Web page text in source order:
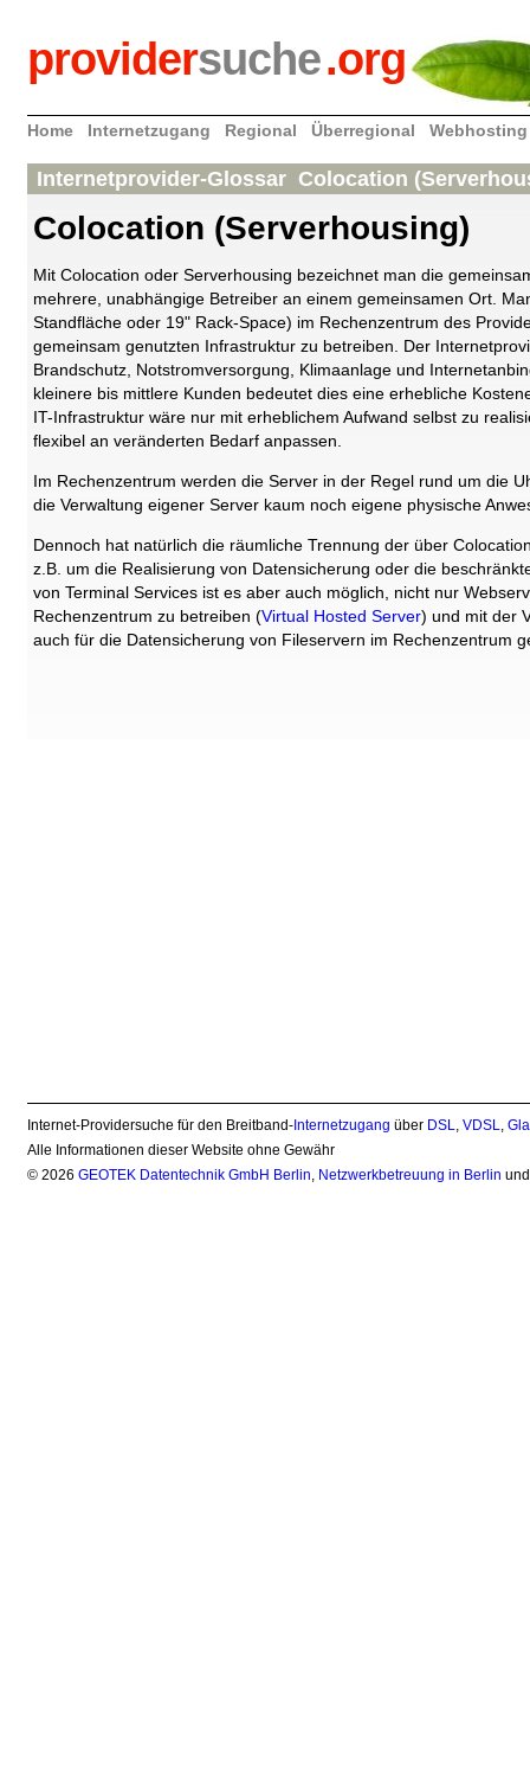
providersuche.org
Home Internetzugang Regional Überregional Webhosting
Internetprovider-Glossar Colocation
Colocation (Serverhousing)
Mit Colocation oder Serverhousing bezeichnet man die
mehrere, unabhängige Betreiber an einem gemeinsamen Ort.
Standfläche oder 19" Rack-Space) im Rechenzentrum des
gemeinsam genutzten Infrastruktur zu betreiben. Der
Brandschutz, Notstromversorgung, Klimaanlage und
kleinere bis mittlere Kunden bedeutet dies eine erhebliche
IT-Infrastruktur wäre nur mit erheblichem Aufwand selbst zu
flexibel an veränderten Bedarf anpassen.
Im Rechenzentrum werden die Server in der Regel rund um die
die Verwaltung eigener Server kaum noch eigene physische
Dennoch hat natürlich die räumliche Trennung der über
z.B. um die Realisierung von Datensicherung oder die
von Terminal Services ist es aber auch möglich, nicht nur
Rechenzentrum zu betreiben (Virtual Hosted Server) und mit der
auch für die Datensicherung von Fileservern im Rechenzentrum
Internet-Providersuche für den Breitband- Internetzugang über DSL,VDSL,
Alle Informationen dieser Website ohne Gewähr
© 2026GEOTEK Datentechnik GmbH Berlin, Netzwerkbetreuung in Berlin